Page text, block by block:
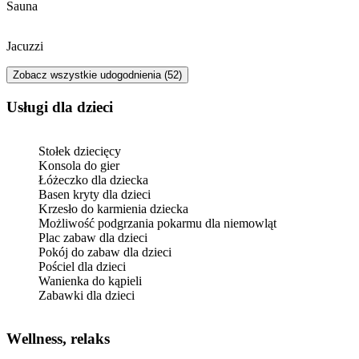
Sauna
Jacuzzi
Zobacz wszystkie udogodnienia (52)
usługi dla dzieci
Stołek dziecięcy
Konsola do gier
Łóżeczko dla dziecka
Basen kryty dla dzieci
Krzesło do karmienia dziecka
Możliwość podgrzania pokarmu dla niemowląt
Plac zabaw dla dzieci
Pokój do zabaw dla dzieci
Pościel dla dzieci
Wanienka do kąpieli
Zabawki dla dzieci
Wellness, relaks